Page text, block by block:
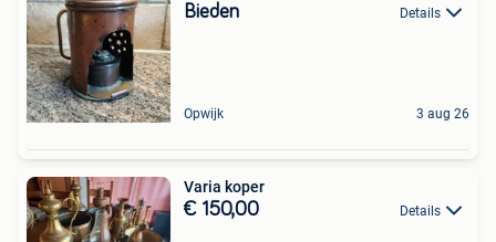
Bieden Details
Opwijk 3 aug 26
Varia koper
€ 150,00 Details